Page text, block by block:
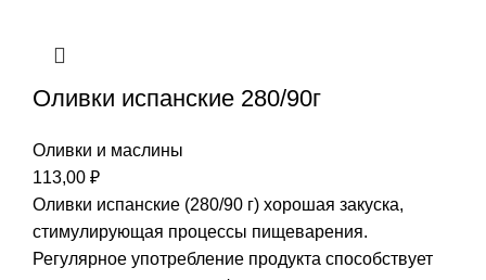
Оливки испанские 280/90г
Оливки и маслины
113,00 ₽
Оливки испанские (280/90 г) хорошая закуска,
стимулирующая процессы пищеварения.
Регулярное употребление продукта способствует